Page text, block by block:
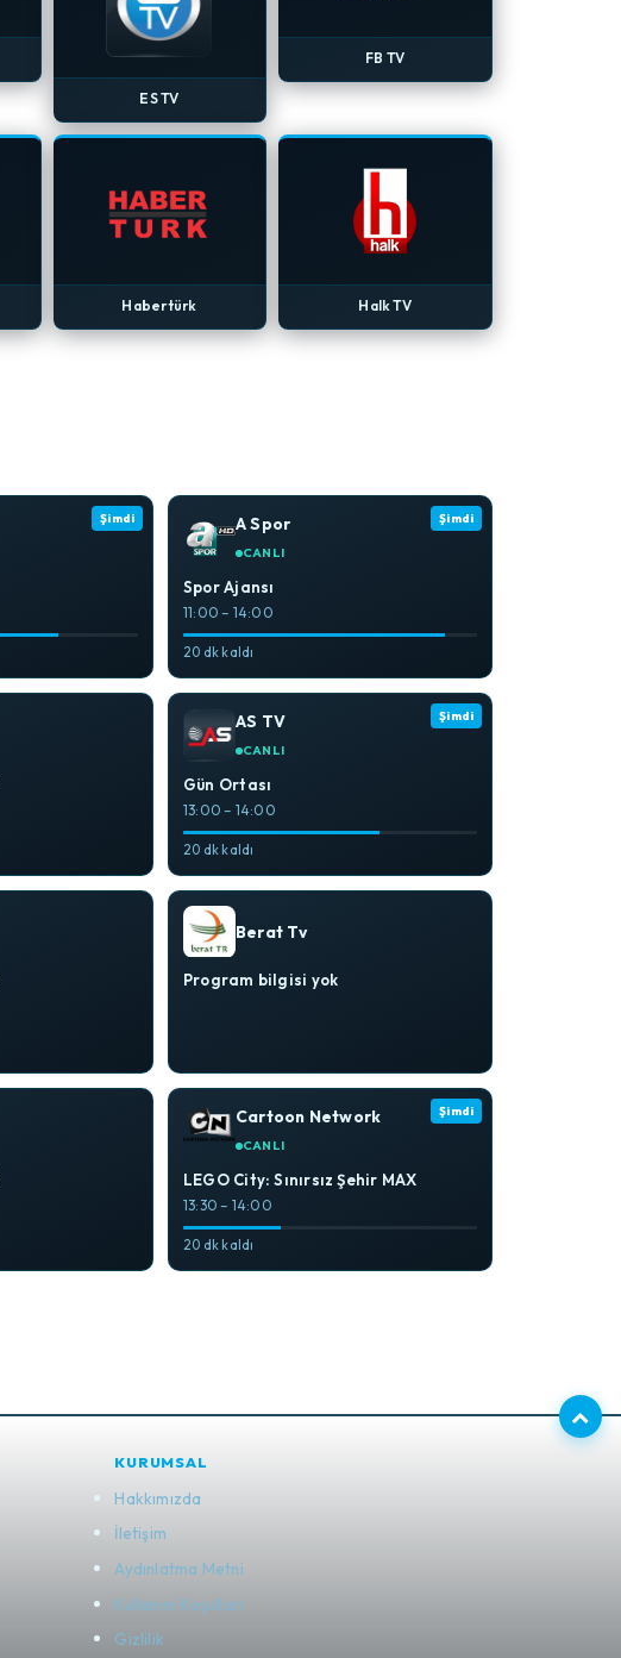
ES TV
FB TV
Habertürk Halk TV
Şimdi Şimdi
A Spor
CANLI
Spor Ajansı
11:00 – 14:00
20 dk kaldı
Şimdi
AS TV
CANLI
Gün Ortası
13:00 – 14:00
20 dk kaldı
Berat Tv
Program bilgisi yok
Şimdi
Cartoon Network
CANLI
LEGO City: Sınırsız Şehir MAX
13:30 – 14:00
20 dk kaldı
KURUMSAL
Hakkımızda
İletişim
Aydınlatma Metni
Kullanım Koşulları
Gizlilik